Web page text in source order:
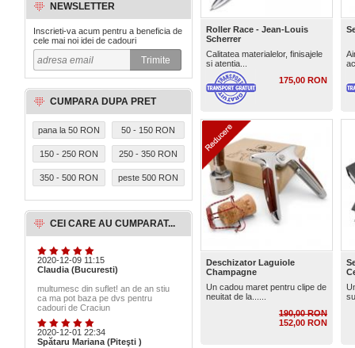
NEWSLETTER
Inscrieti-va acum pentru a beneficia de
cele mai noi idei de cadouri
CUMPARA DUPA PRET
pana la 50 RON 50 - 150 RON
150 - 250 RON 250 - 350 RON
350 - 500 RON peste 500 RON
CEI CARE AU CUMPARAT...
2020-12-09 11:15
Claudia (Bucuresti)
multumesc din suflet! an de an stiu
ca ma pot baza pe dvs pentru
cadouri de Craciun
2020-12-01 22:34
Spătaru Mariana (Piteşti )
Roller Race - Jean-Louis
Scherrer
Calitatea materialelor, finisajele
si atentia...
175,00 RON
Deschizator Laguiole
Champagne
Un cadou maret pentru clipe de
neuitat de la......
190,00 RON
152,00 RON